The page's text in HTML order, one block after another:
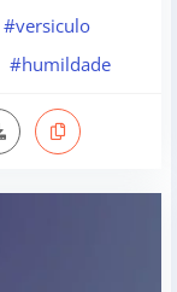
#versiculo
#humildade